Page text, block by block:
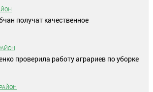
получат качественное
проверила работу аграриев по уборке